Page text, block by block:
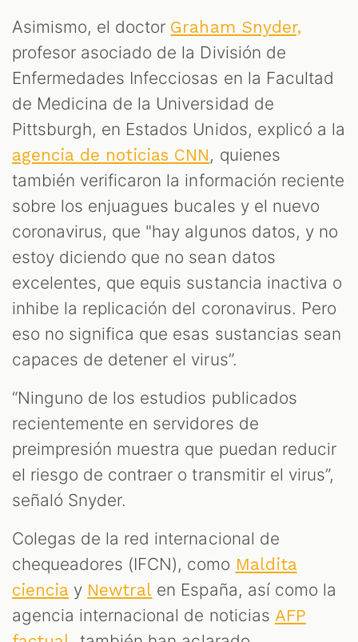
Asimismo, el doctor Graham Snyder,
profesor asociado de la División de
Enfermedades Infecciosas en la Facultad
de Medicina de la Universidad de
Pittsburgh, en Estados Unidos, explicó a la
agencia de noticias CNN, quienes
también verificaron la información reciente
sobre los enjuagues bucales y el nuevo
coronavirus, que "hay algunos datos, y no
estoy diciendo que no sean datos
excelentes, que equis sustancia inactiva o
inhibe la replicación del coronavirus. Pero
eso no significa que esas sustancias sean
capaces de detener el virus”.
“Ninguno de los estudios publicados
recientemente en servidores de
preimpresión muestra que puedan reducir
el riesgo de contraer o transmitir el virus”,
señaló Snyder.
Colegas de la red internacional de
chequeadores (IFCN), como Maldita
ciencia y Newtral en España, así como la
agencia internacional de noticias AFP